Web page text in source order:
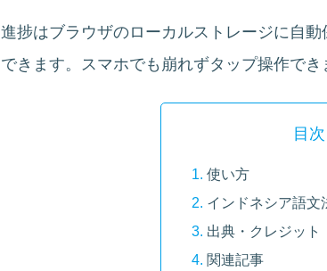
進捗はブラウザのローカルストレージに自
できます。スマホでも崩れずタップ操作でき
目次
使い方
インドネシア語文
出典・クレジット
関連記事